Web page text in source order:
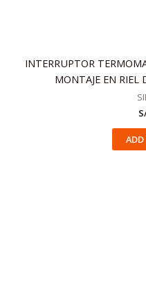
INTERRUPTOR
MONTAJE EN